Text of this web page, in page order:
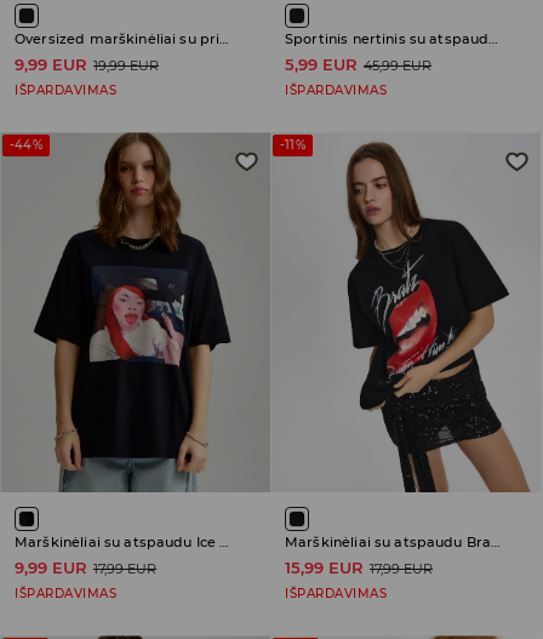
Oversized marškinėliai su printu Lil Wayne
9,99 EUR 19,99 EUR
IŠPARDAVIMAS
Sportinis nertinis su atspaudu The Notorious B.I.G.
5,99 EUR 45,99 EUR
IŠPARDAVIMAS
-44%
Marškinėliai su atspaudu Ice Spice
9,99 EUR 17,99 EUR
IŠPARDAVIMAS
-11%
Marškinėliai su atspaudu Bratz
15,99 EUR 17,99 EUR
IŠPARDAVIMAS